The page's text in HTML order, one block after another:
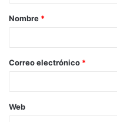
a
r
*
Nombre *
Correo electrónico *
Web